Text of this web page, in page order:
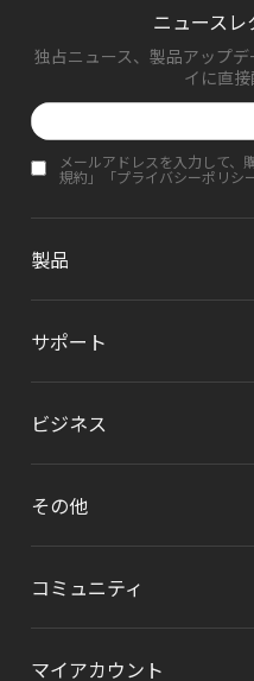
ニュース
独占ニュース、製品アップ
イに直接
メールアドレスを入力して、
規約 」「プライバシーポリシ
製品
サポート
ビジネス
その他
コミュニティ
マイアカウント